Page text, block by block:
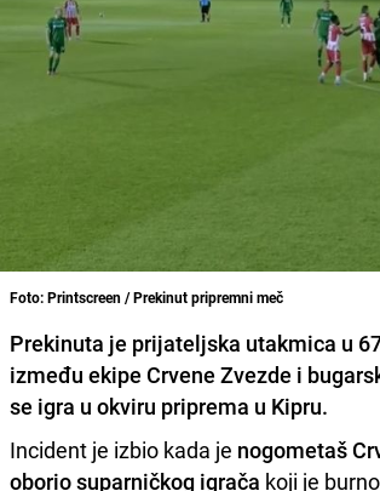
Foto: Printscreen / Prekinut pripremni meč
Prekinuta je prijateljska utakmica u
između ekipe Crvene Zvezde i
se igra u okviru priprema u Kipru.
Incident je izbio kada je nogometaš
oborio suparničkog igrača koji je